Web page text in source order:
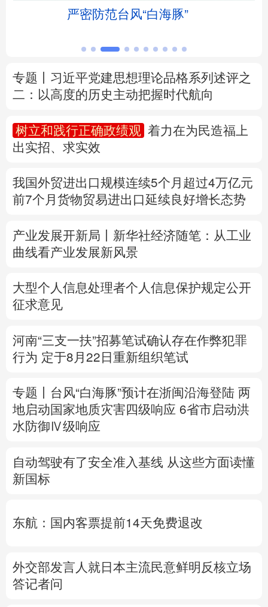
安徽 福建
河南 湖北
广东 广西 海南 重庆
陕西 甘肃
English Español
Русский язык 日本語 한국어
严密防范台风“白海豚”
专题丨 习近平党建思想理论品格系列述评之
二：以高度的历史主动把握时代航向
树立和践行正确政绩观
着力在为民造福上
出实招、求实效
我国外贸进出口规模连续5个月超过4万亿元
前7个月货物贸易进出口延续良好增长态势
产业发展开新局丨 新华社经济随笔：从工业
曲线看产业发展新风景
大型个人信息处理者个人信息保护规定公开
征求意见
河南“三支一扶”招募笔试确认存在作弊犯罪
行为 定于8月22日重新组织笔试
专题丨 台风“白海豚”预计在浙闽沿海登陆 两
地启动国家地质灾害四级响应 6省市启动洪
水防御Ⅳ级响应
自动驾驶有了安全准入基线 从这些方面读懂
新国标
东航：国内客票提前14天免费退改
外交部发言人就日本主流民意鲜明反核立场
答记者问